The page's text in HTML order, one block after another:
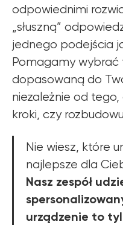
odpowiednimi
„słuszną”
jednego podejścia
Pomagamy wybrać
dopasowaną do
niezależnie od
kroki, czy
Nie wiesz, które
najlepsze dla
Nasz zespół
urządzenie to